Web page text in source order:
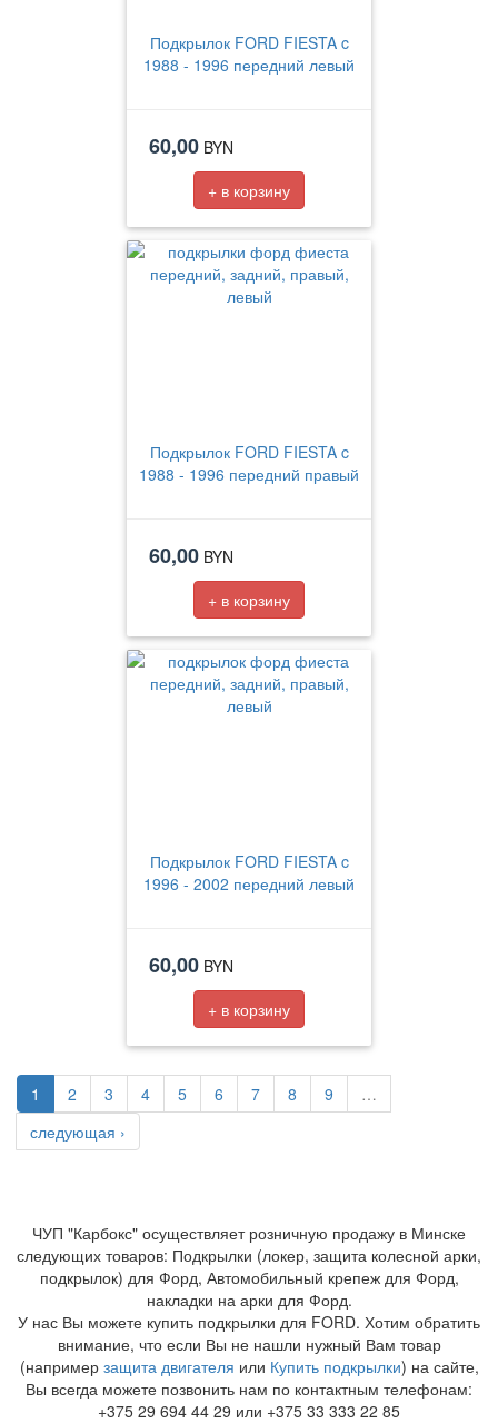
Подкрылок FORD FIESTA c
1988 - 1996 передний левый
60,00 BYN
+ в корзину
Подкрылок FORD FIESTA c
1988 - 1996 передний правый
60,00 BYN
+ в корзину
Подкрылок FORD FIESTA c
1996 - 2002 передний левый
60,00 BYN
+ в корзину
1 2 3 4 5 6 7 8 9
…
следующая ›
ЧУП "Карбокс" осуществляет розничную продажу в Минске
следующих товаров: Подкрылки (локер, защита колесной арки,
подкрылок) для Форд, Автомобильный крепеж для Форд,
накладки на арки для Форд.
У нас Вы можете купить подкрылки для FORD. Хотим обратить
внимание, что если Вы не нашли нужный Вам товар
(например защита двигателя или Купить подкрылки) на сайте,
Вы всегда можете позвонить нам по контактным телефонам:
+375 29 694 44 29 или +375 33 333 22 85